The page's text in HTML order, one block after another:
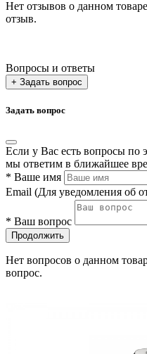
Нет отзывов о данном
отзыв.
Вопросы и ответы
+ Задать вопрос
Задать вопрос
Если у Вас есть вопросы по
мы ответим в ближайшее
* Ваше имя
Email (Для уведомления об
* Ваш вопрос
Продолжить
Нет вопросов о данном
вопрос.